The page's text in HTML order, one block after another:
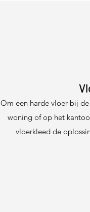
Om een harde vloer bij
woning of op het
vloerkleed de